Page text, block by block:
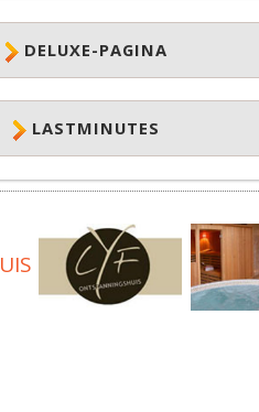
DELUXE-PAGINA
LASTMINUTES